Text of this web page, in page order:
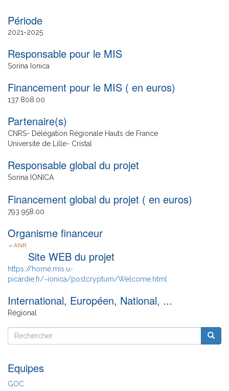
2021
Date
de
fin
2025
Responsable pour le MIS
Sorina Ionica
Financement pour le MIS ( en euros)
137 808.00
Partenaire(s)
CNRS- Délégation Régionale Hauts de France
Université de Lille- Cristal
Responsable global du projet
Sorina IONICA
Financement global du projet ( en euros)
793 958.00
Organisme financeur
ANR
Site WEB du projet
https://home.mis.u-
picardie.fr/~ionica/postcryptum/Welcome.html
International, Européen, National, ...
Régional
Rechercher
Rechercher
Equipes
GOC